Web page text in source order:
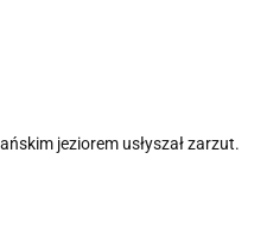
jeziorem usłyszał zarzut.